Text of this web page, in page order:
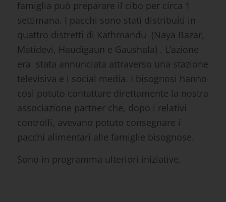
famiglia può preparare il cibo per circa 1
settimana. I pacchi sono stati distribuiti in
quattro distretti di Kathmandu (Naya Bazar,
Matidevi, Haudigaun e Gaushala) . L’azione
era stata annunciata attraverso una stazione
televisiva e i social media. I bisognosi hanno
così potuto contattare direttamente la nostra
associazione partner che, dopo i relativi
controlli, avevano potuto consegnare i
pacchi alimentari alle famiglie bisognose.
Sono in programma ulteriori iniziative.